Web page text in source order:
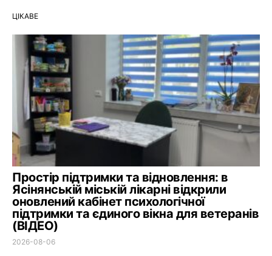
ЦІКАВЕ
Простір підтримки та відновлення: в
Ясінянській міській лікарні відкрили
оновлений кабінет психологічної
підтримки та єдиного вікна для ветеранів
(ВІДЕО)
2026-08-06